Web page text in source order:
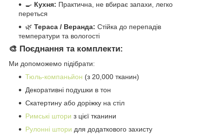
🍳 Кухня: Практична, не вбирає запахи, легко
переться
🌿 Тераса / Веранда: Стійка до перепадів
температури та вологості
🎨 Поєднання та комплекти:
Ми допоможемо підібрати:
Тюль-компаньйон (з 20,000 тканин)
Декоративні подушки в тон
Скатертину або доріжку на стіл
Римські штори з цієї тканини
Рулонні штори для додаткового захисту